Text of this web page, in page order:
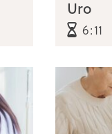
Uro
6:11